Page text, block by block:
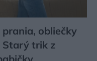
obliečky
Starý trik z